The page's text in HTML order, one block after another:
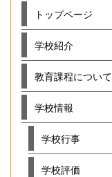
トップページ
学校紹介
教育課程について
学校情報
学校行事
学校評価